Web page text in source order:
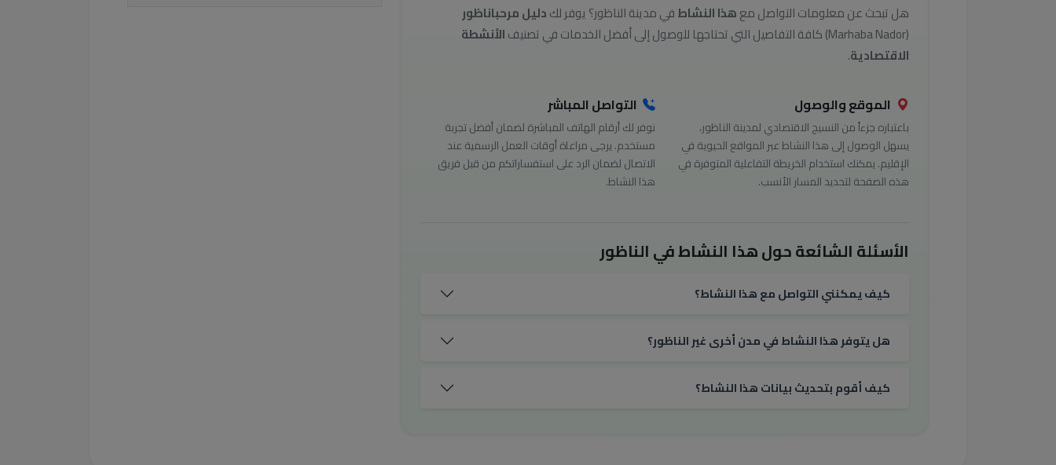
هل تبحث عن معلومات التواصل معهذا النشاطفي مدينة الناظور؟ يوفر لكدليل مرحباناظور
(Marhaba Nador) كافة التفاصيل التي تحتاجها للوصول إلى أفضل الخدمات في تصنيف
الأنشطة
الاقتصادية.
الموقع والوصول
باعتباره جزءاً من النسيج الاقتصادي لمدينة الناظور،
يسهل الوصول إلى هذا النشاط عبر المواقع الحيوية في
الإقليم. يمكنك استخدام الخريطة التفاعلية المتوفرة في
هذه الصفحة لتحديد المسار الأنسب.
التواصل المباشر
نوفر لك أرقام الهاتف المباشرة لضمان أفضل تجربة
مستخدم. يرجى مراعاة أوقات العمل الرسمية عند
الاتصال لضمان الرد على استفساراتكم من قبل فريق
هذا النشاط.
الأسئلة الشائعة حول هذا النشاط في الناظور
كيف يمكنني التواصل مع هذا النشاط؟
هل يتوفر هذا النشاط في مدن أخرى غير الناظور؟
كيف أقوم بتحديث بيانات هذا النشاط؟